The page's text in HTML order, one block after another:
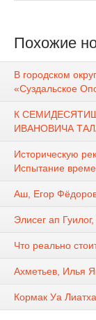
Похожие
В городском
«Суздальское
К
ИВАНОВИЧА
Историческую
Испытание
Аш, Егор
Элисег ап
Что реально
Ахметьев, Илья
Кормак Уа